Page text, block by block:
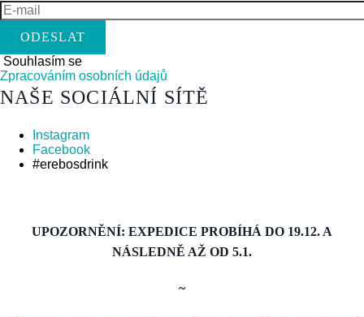
E-
mail
Souhlasím se
Zpracováním osobních údajů
NAŠE SOCIÁLNÍ SÍTĚ
Instagram
Facebook
#erebosdrink
UPOZORNĚNÍ: EXPEDICE PROBÍHÁ DO 19.12. A
NÁSLEDNĚ AŽ OD 5.1.
~